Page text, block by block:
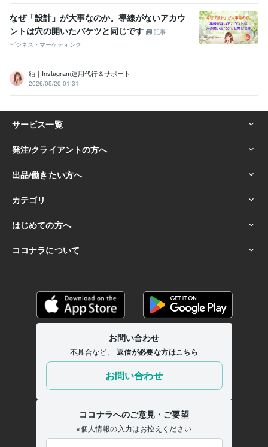
なぜ「設計」が大事なのか。導線がないアカウ
ントは穴の開いたバケツと同じです
記事
ビジネス・マーケティング
紬｜Instagram運用代行＆サポート
2026/05/20 01:31